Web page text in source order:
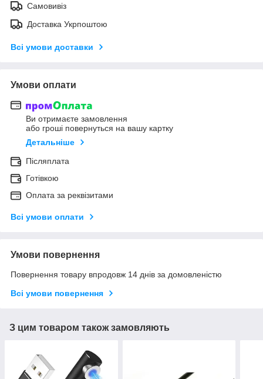
Самовивіз
Доставка Укрпоштою
Всі умови доставки
Умови оплати
Ви отримаєте замовлення
або гроші повернуться на вашу картку
Детальніше
Післяплата
Готівкою
Оплата за реквізитами
Всі умови оплати
Умови повернення
Повернення товару впродовж 14 днів за домовленістю
Всі умови повернення
З цим товаром також замовляють